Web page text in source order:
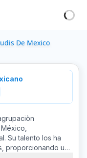
De Mexico
Su talento los ha
proporcionando una